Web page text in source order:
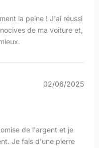
la peine ! J'ai réussi
de ma voiture et,
02/06/2025
de l'argent et je
Je fais d'une pierre